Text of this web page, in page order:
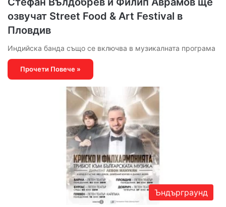
озвучат Street Food & Art Festival в
Пловдив
Индийска банда също се включва в музикалната програма
Прочети Повече »
Ъндърграунд